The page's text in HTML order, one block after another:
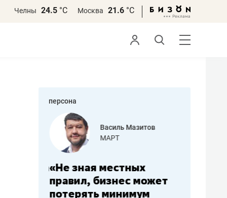
Челны 24.5 °С Москва 21.6 °С
персона
Василь Мазитов
МАРТ
«Не зная местных
правил, бизнес может
потерять минимум